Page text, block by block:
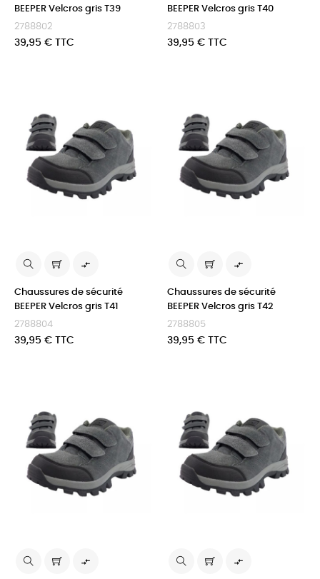
BEEPER Velcros gris T39
2788802
Prix
39,95 € TTC
BEEPER Velcros gris T40
2788803
Prix
39,95 € TTC

Chaussures de sécurité
BEEPER Velcros gris T41
2788804
Prix
39,95 € TTC

Chaussures de sécurité
BEEPER Velcros gris T42
2788805
Prix
39,95 € TTC
 